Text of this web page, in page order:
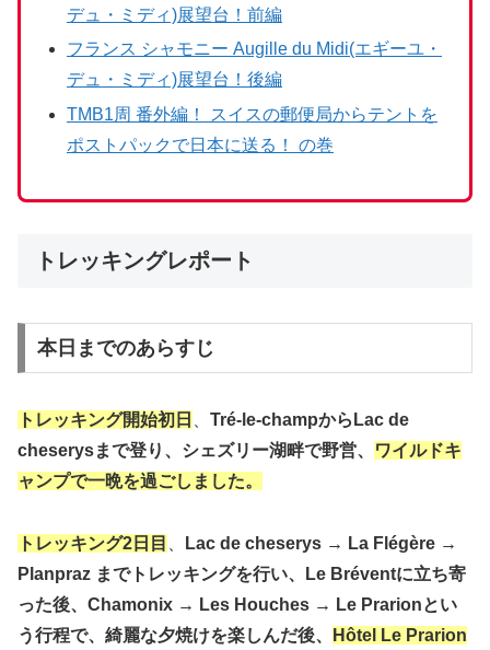
デュ・ミディ)展望台！前編
フランス シャモニー Augille du Midi(エギーユ・
デュ・ミディ)展望台！後編
TMB1周 番外編！ スイスの郵便局からテントを
ポストパックで日本に送る！ の巻
トレッキングレポート
本日までのあらすじ
トレッキング開始初日
Tré-le-champからLac de
cheserysまで登り、シェズリー湖畔で野営、
ワイルドキ
ャンプで一晩を過ごしました。
トレッキング2日目
Lac de cheserys → La Flégère →
Planpraz までトレッキングを行い、Le Bréventに立ち寄
った後、Chamonix → Les Houches → Le Prarionとい
う行程で、綺麗な夕焼けを楽しんだ後、
Hôtel Le Prarion